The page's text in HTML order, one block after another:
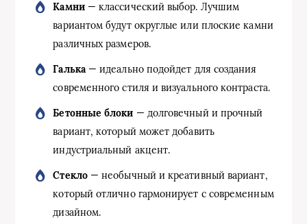
Камни— классический выбор. Лучшим
вариантом будут округлые или плоские камни
различных размеров.
Галька— идеально подойдет для создания
современного стиля и визуального контраста.
Бетонные блоки — долговечный и прочный
вариант, который может добавить
индустриальный акцент.
Стекло— необычный и креативный вариант,
который отлично гармонирует с современным
дизайном.